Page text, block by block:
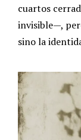
cuartos
invisible—,
sino la